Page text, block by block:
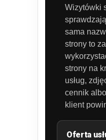
Wizytówki
sama
strony to
strony na
usług,
cennik
klient
Oferta